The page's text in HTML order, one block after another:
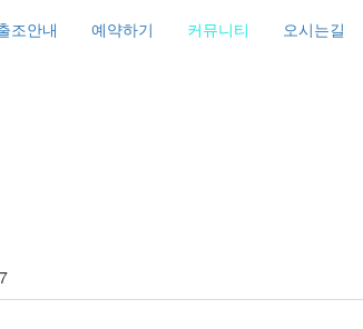
조안내 예약하기 커뮤니티 오시는길